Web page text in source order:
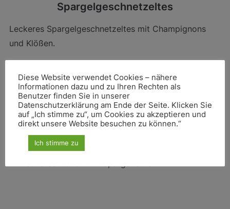
Spargelgeschnetzeltes
Leckeres Spargelgeschnetzeltes mit Champignons
und Klößen.
GEMÜSE ,HAUPTSPEISEN
Spargel mit Schinken in Blätterteig
Diese Website verwendet Cookies – nähere
Informationen dazu und zu Ihren Rechten als
Benutzer finden Sie in unserer
Datenschutzerklärung am Ende der Seite. Klicken Sie
auf „Ich stimme zu“, um Cookies zu akzeptieren und
direkt unsere Website besuchen zu können.“
Ich stimme zu